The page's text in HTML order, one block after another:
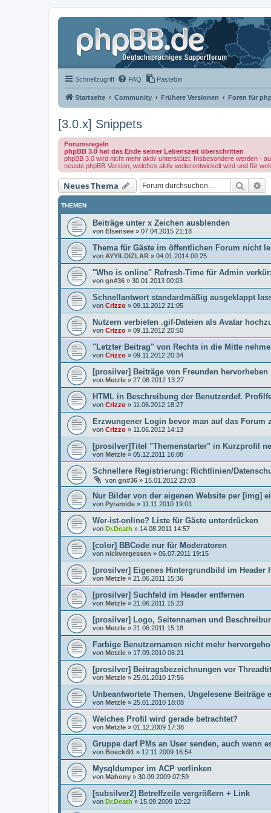
Schnellzugriff FAQ Pastebin
Startseite Community Frühere Versionen Foren für
[3.0.x] Snippets
Forumsregeln
phpBB 3.0 hat das Ende seiner Lebenszeit überschritten
phpBB 3.0 wird nicht mehr aktiv unterstützt. Insbesondere werden -
neuste phpBB-Version, welches aktiv weiterentwickelt wird und für
Neues Thema Suche
THEMEN
Beiträge unter x Zeichen ausblenden
von Elsensee » 07.04.2015 21:18
Thema für Gäste im öffentlichen Forum nicht
von AYYILDIZLAR » 04.01.2014 00:25
"Who is online" Refresh-Time für Admin
von gn#36 » 30.01.2013 00:03
Schnellantwort standardmäßig ausgeklappt
von Crizzo » 09.11.2012 21:05
Nutzern verbieten .gif-Dateien als Avatar
von Crizzo » 09.11.2012 20:50
"Letzter Beitrag" von Rechts in die Mitte
von Crizzo » 09.11.2012 20:34
[prosilver] Beiträge von Freunden hervorheben
von Metzle » 27.06.2012 13:27
HTML in Beschreibung der Benutzerdef.
von Crizzo » 11.06.2012 18:27
Erzwungener Login bevor man auf das Forum
von Crizzo » 11.06.2012 14:13
[prosilver]Titel "Themenstarter" in Kurzprofil
von Metzle » 05.12.2011 16:08
Schnellere Registrierung: Richtlinien/
von gn#36 » 15.01.2012 23:03
Nur Bilder von der eigenen Website per [img]
von Pyramide » 11.11.2010 19:01
Wer-ist-online? Liste für Gäste unterdrücken
von Dr.Death » 14.08.2011 14:57
[color] BBCode nur für Moderatoren
von nickvergessen » 06.07.2011 19:15
[prosilver] Eigenes Hintergrundbild im Header
von Metzle » 21.06.2011 15:36
[prosilver] Suchfeld im Header entfernen
von Metzle » 21.06.2011 15:23
[prosilver] Logo, Seitennamen und
von Metzle » 21.06.2011 15:18
Farbige Benutzernamen nicht mehr
von Metzle » 17.09.2010 06:21
[prosilver] Beitragsbezeichnungen vor
von Metzle » 25.01.2010 17:56
Unbeantwortete Themen, Ungelesene Beiträge
von Metzle » 25.01.2010 18:08
Welches Profil wird gerade betrachtet?
von Metzle » 01.12.2009 17:38
Gruppe darf PMs an User senden, auch wenn
von Boecki91 » 12.11.2009 16:54
Mysqldumper im ACP verlinken
von Mahony » 30.09.2009 07:59
[subsilver2] Betreffzeile vergrößern + Link
von Dr.Death » 15.09.2009 10:22